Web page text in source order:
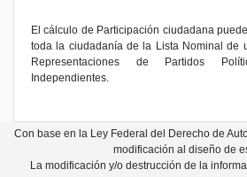
El cálculo de Participación ciudadana
toda la ciudadanía de la Lista Nominal de
Representaciones de Partidos
Independientes.
Con base en la Ley Federal del Derecho de
modificación al diseño de
La modificación y/o destrucción de la